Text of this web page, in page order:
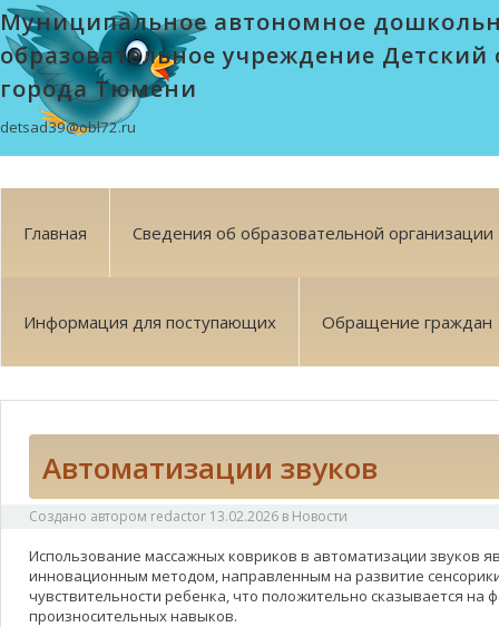
Муниципальное автономное
образовательное учреждение Детский
города Тюмени
detsad39@obl72.ru
Главная Сведения об образовательной организации
Информация для поступающих Обращение граждан
Автоматизации звуков
Создано автором redactor 13.02.2026 в Новости
Использование массажных ковриков в автоматизации звуков
инновационным методом, направленным на развитие
чувствительности ребенка, что положительно сказывается на
произносительных навыков.